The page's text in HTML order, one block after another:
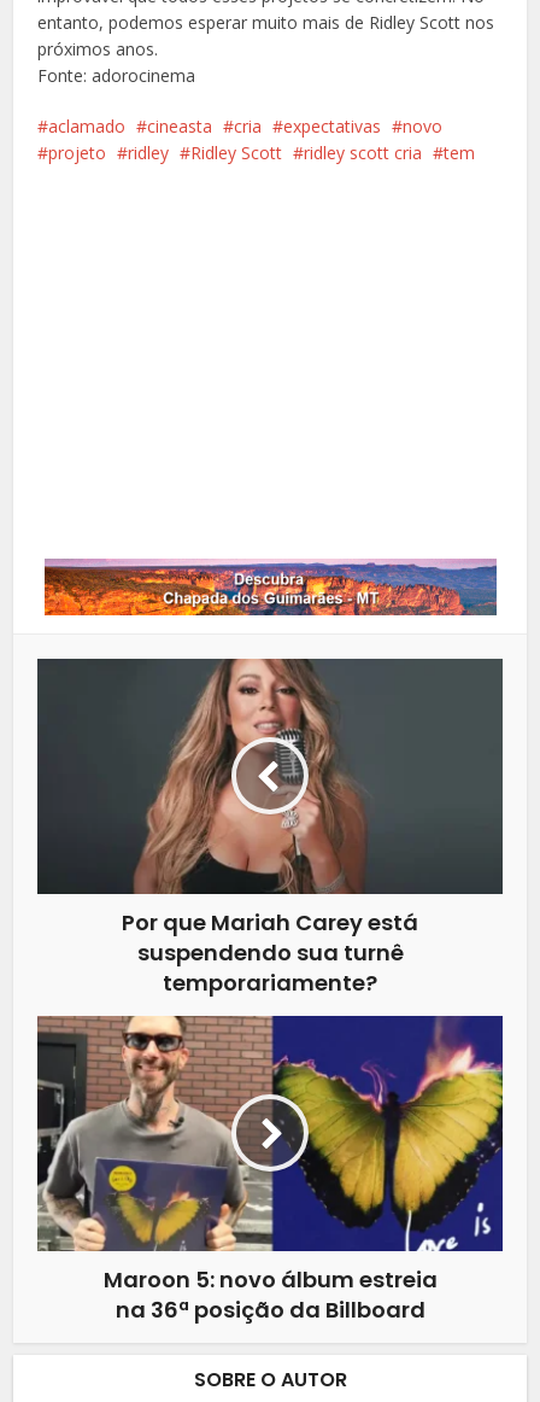
entanto, podemos esperar muito mais de Ridley Scott nos
próximos anos.
Fonte: adorocinema
aclamado cineasta cria expectativas
novo
projeto
ridley Ridley Scott ridley scott cria tem
Por que Mariah Carey está
suspendendo sua turnê
temporariamente?
Maroon 5: novo álbum estreia
na 36ª posição da Billboard
SOBRE O AUTOR